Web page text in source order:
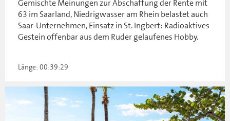
Gemischte Meinungen zur Abschaffung der Rente mit
63 im Saarland, Niedrigwasser am Rhein belastet auch
Saar-Unternehmen, Einsatz in St. Ingbert: Radioaktives
Gestein offenbar aus dem Ruder gelaufenes Hobby.
Länge: 00:39:29